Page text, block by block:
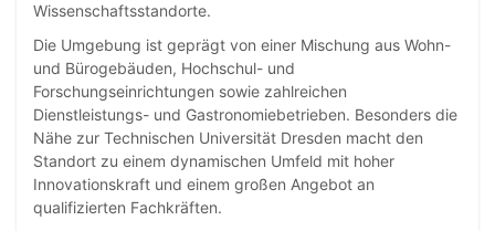
Wissenschaftsstandorte.
Die Umgebung ist geprägt von einer Mischung aus Wohn-
und Bürogebäuden, Hochschul- und
Forschungseinrichtungen sowie zahlreichen
Dienstleistungs- und Gastronomiebetrieben. Besonders die
Nähe zur Technischen Universität Dresden macht den
Standort zu einem dynamischen Umfeld mit hoher
Innovationskraft und einem großen Angebot an
qualifizierten Fachkräften.